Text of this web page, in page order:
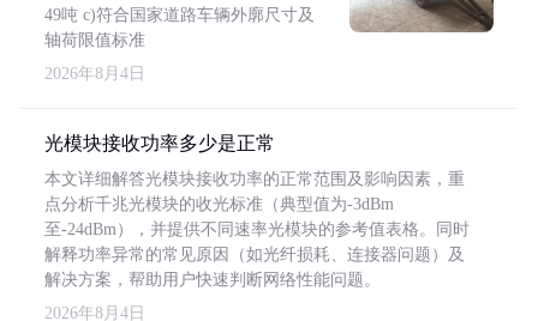
49吨 c)符合国家道路车辆外廓尺寸及
轴荷限值标准
2026年8月4日
光模块接收功率多少是正常
本文详细解答光模块接收功率的正常范围及影响因素，重
点分析千兆光模块的收光标准（典型值为-3dBm
至-24dBm），并提供不同速率光模块的参考值表格。同时
解释功率异常的常见原因（如光纤损耗、连接器问题）及
解决方案，帮助用户快速判断网络性能问题。
2026年8月4日